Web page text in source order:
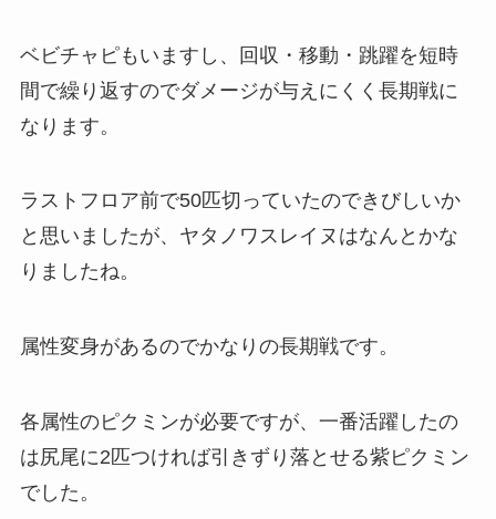
ベビチャピもいますし、回収・移動・跳躍を短時
間で繰り返すのでダメージが与えにくく長期戦に
なります。
ラストフロア前で50匹切っていたのできびしいか
と思いましたが、ヤタノワスレイヌはなんとかな
りましたね。
属性変身があるのでかなりの長期戦です。
各属性のピクミンが必要ですが、一番活躍したの
は尻尾に2匹つければ引きずり落とせる紫ピクミン
でした。